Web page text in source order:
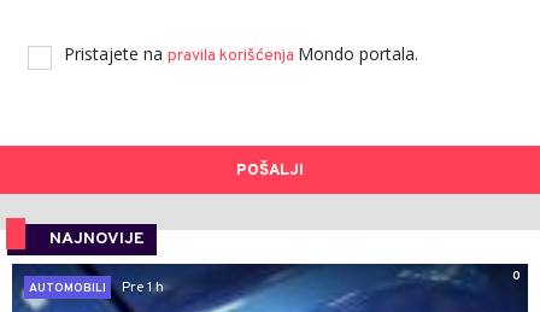
Pristajete na pravila korišćenja Mondo portala.
POŠALJI
NAJNOVIJE
0
AUTOMOBILI
Pre 1 h